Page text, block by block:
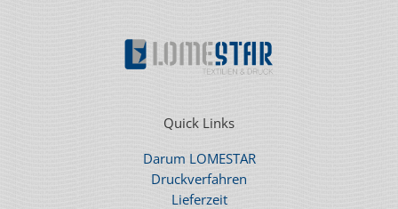
Quick Links
Darum LOMESTAR
Druckverfahren
Lieferzeit